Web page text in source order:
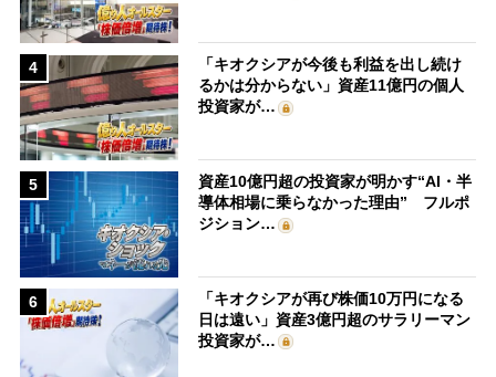
4
「キオクシアが今後も利益を出し続け
るかは分からない」資産11億円の個人
投資家が…
5
資産10億円超の投資家が明かす“AI・半
導体相場に乗らなかった理由” フルポ
ジション…
6
「キオクシアが再び株価10万円になる
日は遠い」資産3億円超のサラリーマン
投資家が…